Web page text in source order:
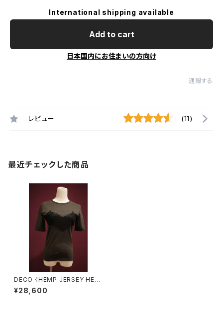
International shipping available
Add to cart
日本国内にお住まいの方向け
通報する
レビュー (11)
最近チェックした商品
DECO 〈HEMP JERSEY HEA
RT CUT T-SHIRTS〉
¥28,600